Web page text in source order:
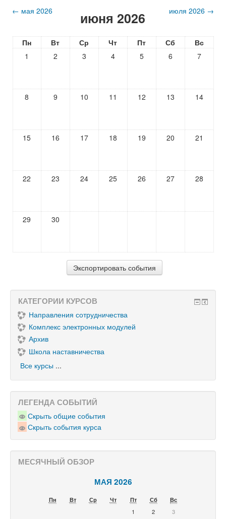
← мая 2026 июня 2026 июля 2026 →
Пн Вт Ср Чт Пт Сб
Вс
1
2 3 4 5 6 7
8 9 10 11 12 13 14
15 16 17 18 19 20 21
22 23 24 25 26 27 28
29 30
КАТЕГОРИИ КУРСОВ
Направления сотрудничества
Комплекс электронных модулей
Архив
Школа наставничества
Все курсы ...
ЛЕГЕНДА СОБЫТИЙ
Скрыть общие события
Скрыть события курса
МЕСЯЧНЫЙ ОБЗОР
МАЯ 2026
Пн Вт Ср Чт Пт Сб
Вс
1
2
3